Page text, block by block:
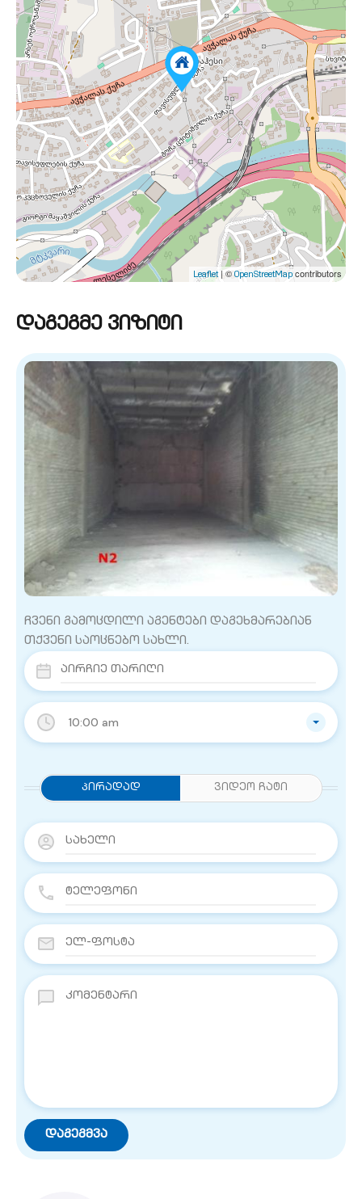
Leaflet| ©OpenStreetMapcontributors
დაგეგმე ვიზიტი
10:00 am
Პირადად ვიდეო ჩატი
ჩვენი გამოცდილი აგენტები დაგეხმარებიან
თქვენი საოცნებო სახლი.